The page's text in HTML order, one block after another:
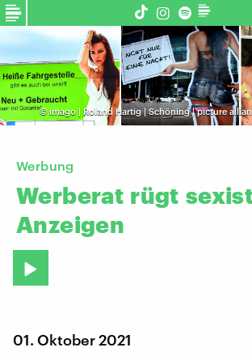
© imago | Roland Hartig | Schöning | picture
Werbung
Werberat rügt
Anzeigen
01. Oktober 2021